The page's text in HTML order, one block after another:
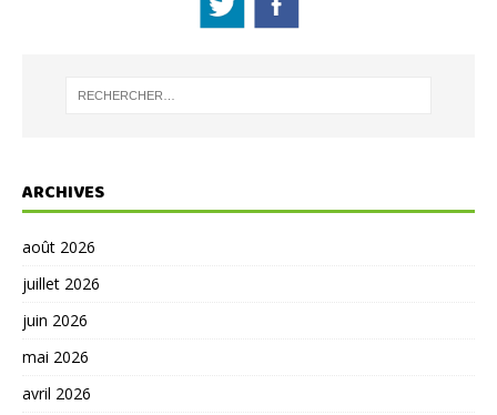
ARCHIVES
août 2026
juillet 2026
juin 2026
mai 2026
avril 2026